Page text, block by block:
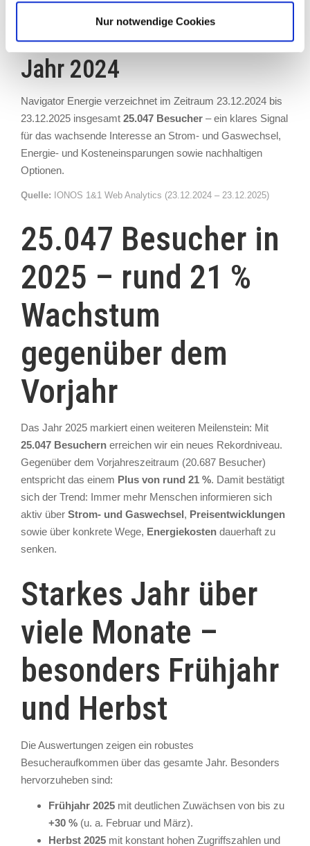
Nur notwendige Cookies
Navigator Energie verzeichnet im Zeitraum 23.12.2024 bis
23.12.2025 insgesamt 25.047 Besucher – ein klares Signal
für das wachsende Interesse an Strom- und Gaswechsel,
Energie- und Kosteneinsparungen sowie nachhaltigen
Optionen.
Quelle: IONOS 1&1 Web Analytics (23.12.2024 – 23.12.2025)
25.047 Besucher in
2025 – rund 21 %
Wachstum
gegenüber dem
Vorjahr
Das Jahr 2025 markiert einen weiteren Meilenstein: Mit
25.047 Besuchern erreichen wir ein neues Rekordniveau.
Gegenüber dem Vorjahreszeitraum (20.687 Besucher)
entspricht das einem Plus von rund 21 %. Damit bestätigt
sich der Trend: Immer mehr Menschen informieren sich
aktiv über Strom- und Gaswechsel, Preisentwicklungen
sowie über konkrete Wege, Energiekosten dauerhaft zu
senken.
Starkes Jahr über
viele Monate –
besonders Frühjahr
und Herbst
Die Auswertungen zeigen ein robustes
Besucheraufkommen über das gesamte Jahr. Besonders
hervorzuheben sind:
Frühjahr 2025 mit deutlichen Zuwächsen von bis zu
+30 % (u. a. Februar und März).
Herbst 2025 mit konstant hohen Zugriffszahlen und